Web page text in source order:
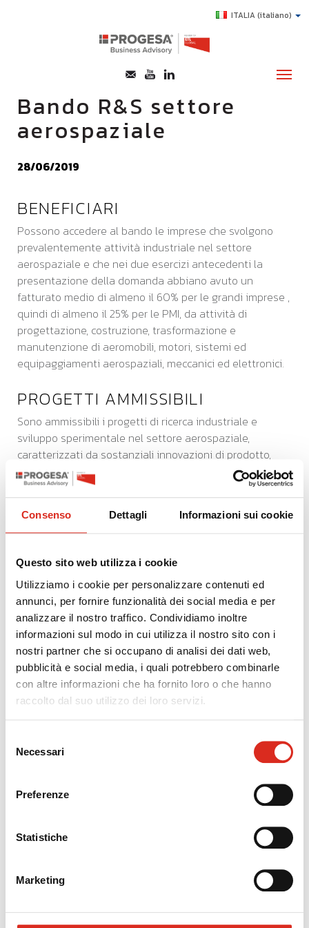
Consenso Dettagli Informazioni sui cookie
Questo sito web utilizza i cookie
Utilizziamo i cookie per personalizzare contenuti ed
annunci, per fornire funzionalità dei social media e per
analizzare il nostro traffico. Condividiamo inoltre
informazioni sul modo in cui utilizza il nostro sito con i
nostri partner che si occupano di analisi dei dati web,
pubblicità e social media, i quali potrebbero combinarle
con altre informazioni che ha fornito loro o che hanno
raccolto dal suo utilizzo dei loro servizi.
delNecessari
Preferenze
Statistiche
Marketing
ITALIA(italiano)
CHI SIAMO
HIGHLIGHTS
E-LEARNING
AGEVOLAZIONI
SUCCESS STORY
CONTATTI
Bando R&S settore
aerospaziale
28/06/2019
BENEFICIARI
Possono accedere al bando le imprese che svolgono
prevalentemente attività industriale nel settore
aerospaziale e che nei due esercizi antecedenti la
presentazione della domanda abbiano avuto un
fatturato medio di almeno il 60% per le grandi imprese ,
quindi di almeno il 25% per le PMI, da attività di
progettazione, costruzione, trasformazione e
manutenzione di aeromobili, motori, sistemi ed
equipaggiamenti aerospaziali, meccanici ed elettronici.
PROGETTI AMMISSIBILI
Sono ammissibili i progetti di ricerca industriale e
sviluppo sperimentale nel settore aerospaziale,
caratterizzati da sostanziali innovazioni di prodotto,
riferiti alle seguenti aree tecnologiche:
Velivoli ad ala rotante;
Velivoli a pilotaggio remoto anche di impiego duale;
Componenti e sistemi di propulsione per il settore
aeronautico e/o aerospaziale;
Tecnologie e architetture abilitanti la
implementazione della propulsione ibrida-elettrica
su velivoli;
Sistemi di comunicazione e di osservazione, anche
di impiego duale.
I progetti devono avere una durata non inferiore a 2 e
non superiore a 5 anni.
SPESE AMMISSIBILI
Sono ammissibili le spese di realizzazione dei progetti
personale;
servizi di consulenza;